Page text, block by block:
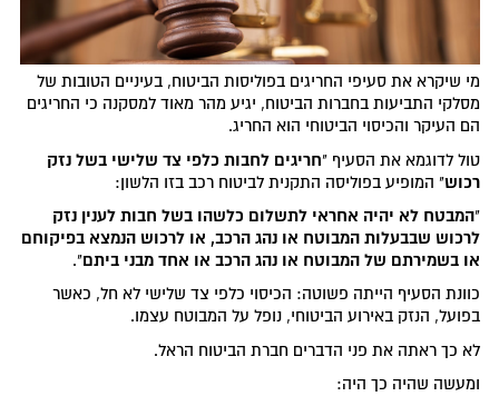
מי שיקרא את סעיפי החריגים בפוליסות הביטוח, בעיניים הטובות של
מסלקי התביעות בחברות הביטוח, יגיע מהר מאוד למסקנה כי החריגים
הם העיקר והכיסוי הביטוחי הוא החריג.
טול לדוגמא את הסעיף "חריגים לחבות כלפי צד שלישי בשל נזק
רכוש" המופיע בפוליסה התקנית לביטוח רכב בזו הלשון:
"המבטח לא יהיה אחראי לתשלום כלשהו בשל חבות לענין נזק
לרכוש שבבעלות המבוטח או נהג הרכב, או לרכוש הנמצא בפיקוחם
או בשמירתם של המבוטח או נהג הרכב או אחד מבני ביתם".
כוונת הסעיף הייתה פשוטה: הכיסוי כלפי צד שלישי לא חל, כאשר
בפועל, הנזק באירוע הביטוחי, נופל על המבוטח עצמו.
לא כך ראתה את פני הדברים חברת הביטוח הראל.
ומעשה שהיה כך היה: